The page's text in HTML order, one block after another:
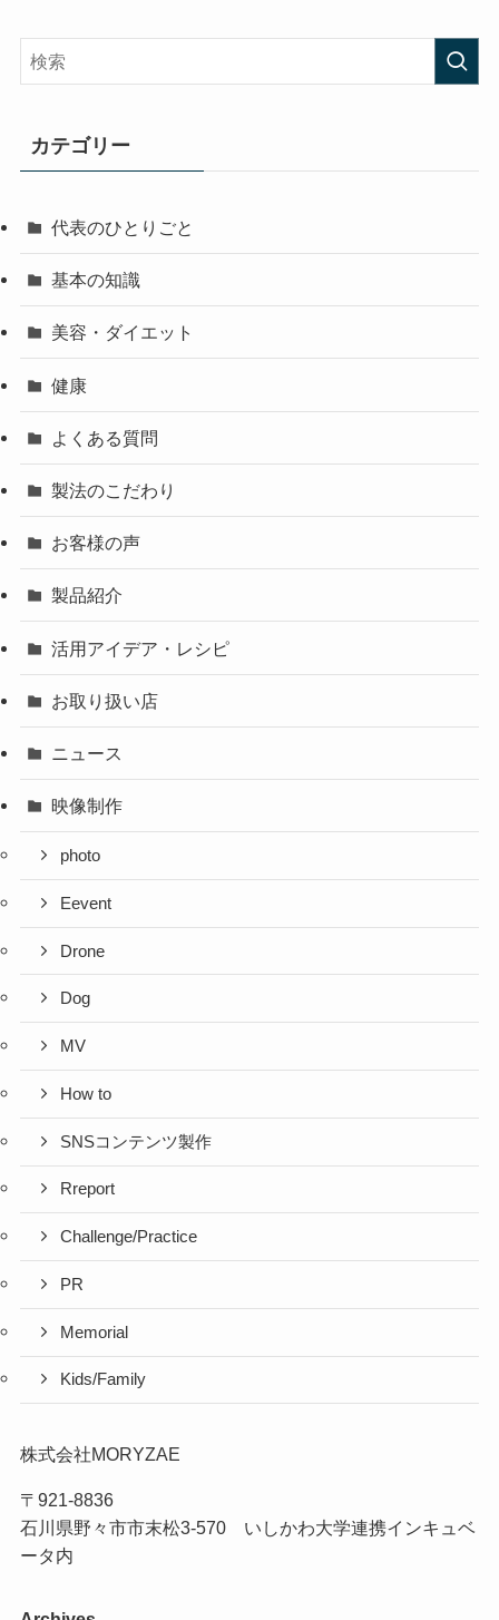
カテゴリー
代表のひとりごと
基本の知識
美容・ダイエット
健康
よくある質問
製法のこだわり
お客様の声
製品紹介
活用アイデア・レシピ
お取り扱い店
ニュース
映像制作
photo
Eevent
Drone
Dog
MV
How to
SNSコンテンツ製作
Rreport
Challenge/Practice
PR
Memorial
Kids/Family
株式会社MORYZAE
〒921-8836
石川県野々市市末松3-570 いしかわ大学連携インキュベ
ータ内